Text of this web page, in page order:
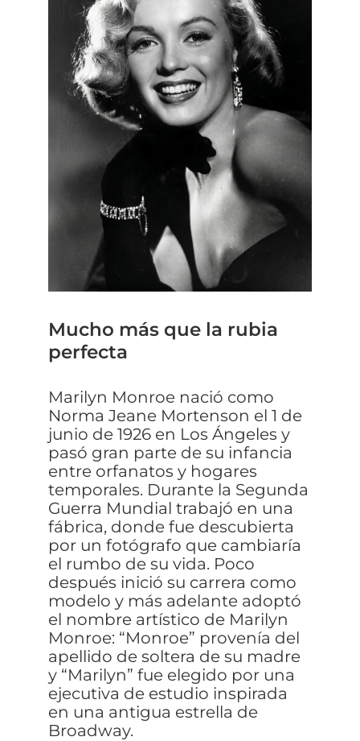
Mucho más que la rubia
perfecta
Marilyn Monroe nació como
Norma Jeane Mortenson el 1 de
junio de 1926 en Los Ángeles y
pasó gran parte de su infancia
entre orfanatos y hogares
temporales. Durante la Segunda
Guerra Mundial trabajó en una
fábrica, donde fue descubierta
por un fotógrafo que cambiaría
el rumbo de su vida. Poco
después inició su carrera como
modelo y más adelante adoptó
el nombre artístico de Marilyn
Monroe: “Monroe” provenía del
apellido de soltera de su madre
y “Marilyn” fue elegido por una
ejecutiva de estudio inspirada
en una antigua estrella de
Broadway.